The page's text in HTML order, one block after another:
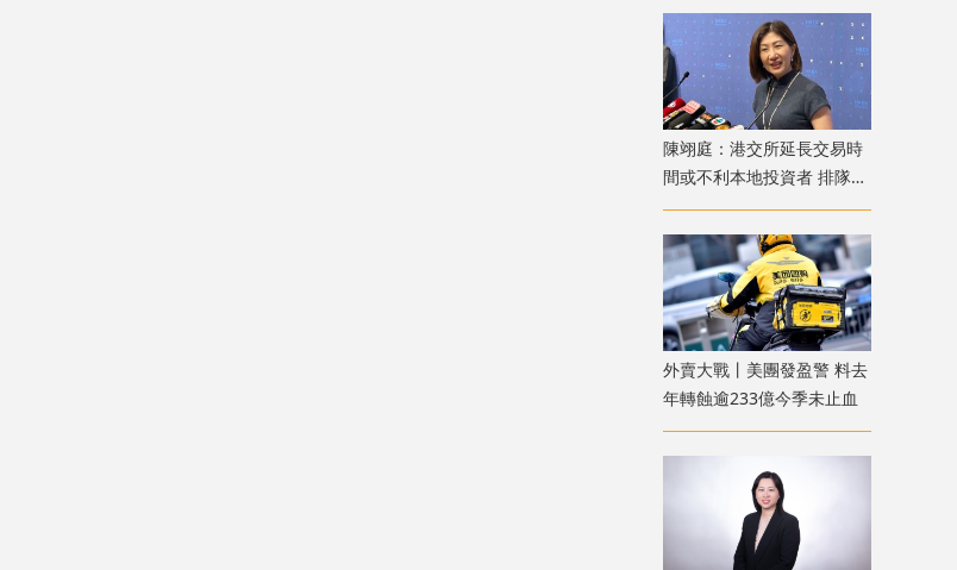
陳翊庭：港交所延長交易時
間或不利本地投資者 排隊上
市公司數量創新高
外賣大戰丨美團發盈警 料去
年轉蝕逾233億今季未止血